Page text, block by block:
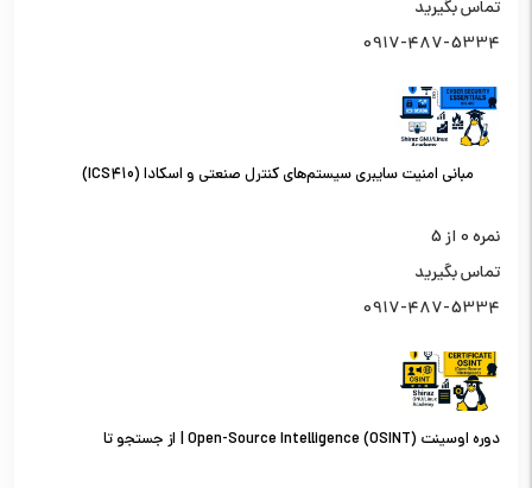
تماس بگیرید
0917-487-5334
مبانی امنیت سایبری سیستم‌های کنترل صنعتی و اسکادا (ICS410)
نمره0 از 5
تماس بگیرید
0917-487-5334
دوره اوسینت (OSINT) Open-Source Intelligence | از جستجو تا